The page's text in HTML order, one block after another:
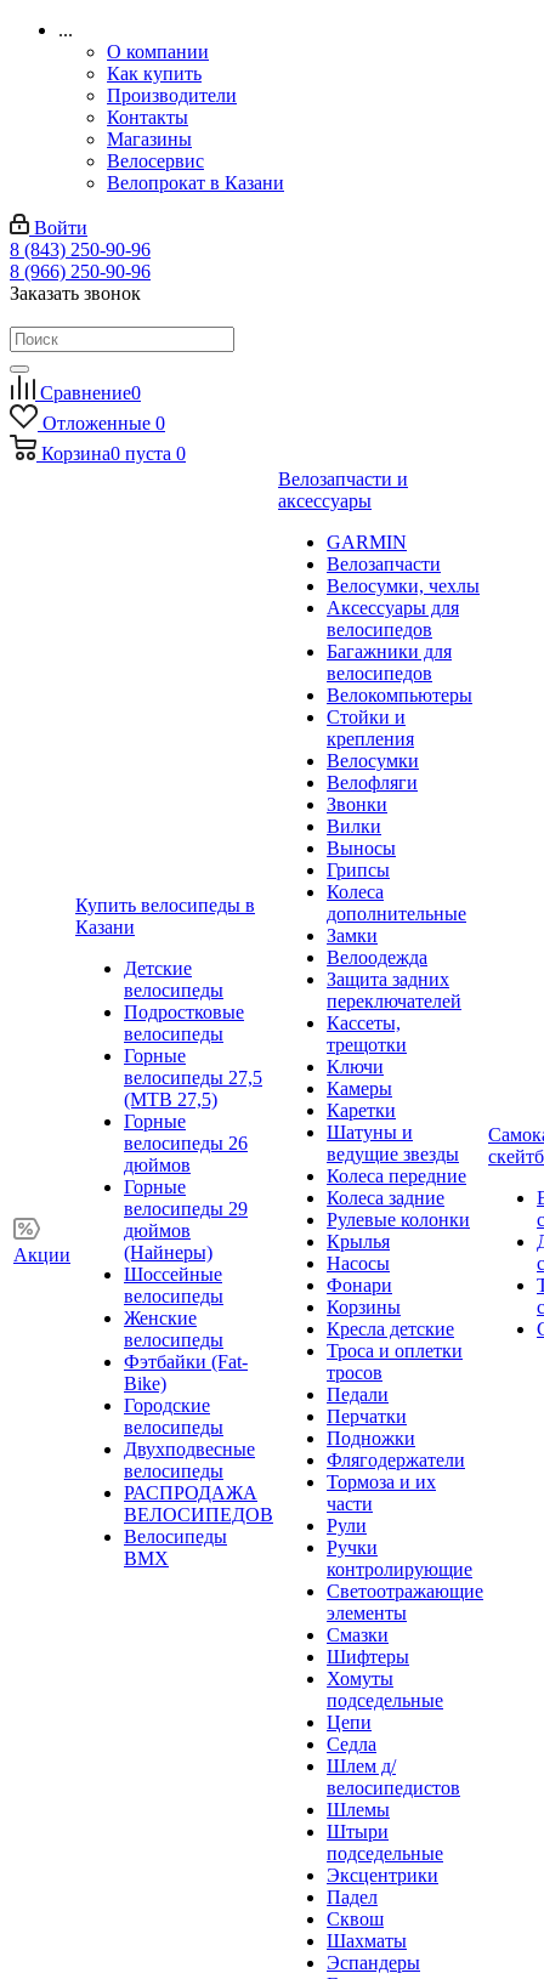
...
О компании
Как купить
Производители
Контакты
Магазины
Велосервис
Велопрокат в Казани
Войти
8 (843) 250-90-96
8 (966) 250-90-96
Заказать звонок
Сравнение0
Отложенные 0
Корзина0 пуста 0
Акции
Купить велосипеды в
Казани
Детские
велосипеды
Подростковые
велосипеды
Горные
велосипеды 27,5
(MTB 27,5)
Горные
велосипеды 26
дюймов
Горные
велосипеды 29
дюймов
(Найнеры)
Шоссейные
велосипеды
Женские
велосипеды
Фэтбайки (Fat-
Bike)
Городские
велосипеды
Двухподвесные
велосипеды
РАСПРОДАЖА
ВЕЛОСИПЕДОВ
Велосипеды
BMX
Велозапчасти и
аксессуары
GARMIN
Велозапчасти
Велосумки, чехлы
Аксессуары для
велосипедов
Багажники для
велосипедов
Велокомпьютеры
Стойки и
крепления
Велосумки
Велофляги
Звонки
Вилки
Выносы
Грипсы
Колеса
дополнительные
Замки
Велоодежда
Защита задних
переключателей
Кассеты,
трещотки
Ключи
Камеры
Каретки
Шатуны и
ведущие звезды
Колеса передние
Колеса задние
Рулевые колонки
Крылья
Насосы
Фонари
Корзины
Кресла детские
Троса и оплетки
тросов
Педали
Перчатки
Подножки
Флягодержатели
Тормоза и их
части
Рули
Ручки
контролирующие
Светоотражающие
элементы
Смазки
Шифтеры
Хомуты
подседельные
Цепи
Седла
Шлем д/
велосипедистов
Шлемы
Штыри
подседельные
Эксцентрики
Падел
Сквош
Шахматы
Эспандеры